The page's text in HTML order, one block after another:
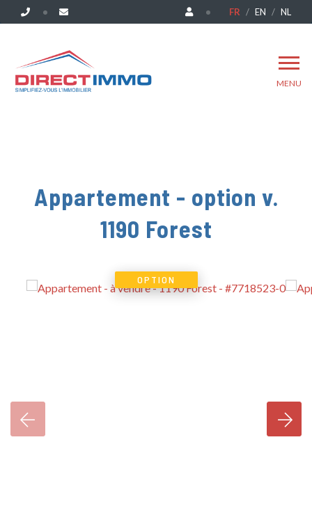
FR EN NL
MENU
Appartement - option v.
1190 Forest
OPTION